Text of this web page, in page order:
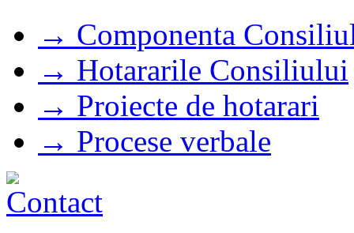
→ Componenta
→ Hotararile Consiliului
→ Proiecte de hotarari
→ Procese verbale